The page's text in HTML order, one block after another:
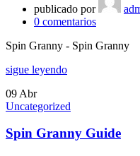
publicado por
0 comentarios
Spin Granny - Spin Granny
sigue leyendo
09 Abr
Uncategorized
Spin Granny Guide